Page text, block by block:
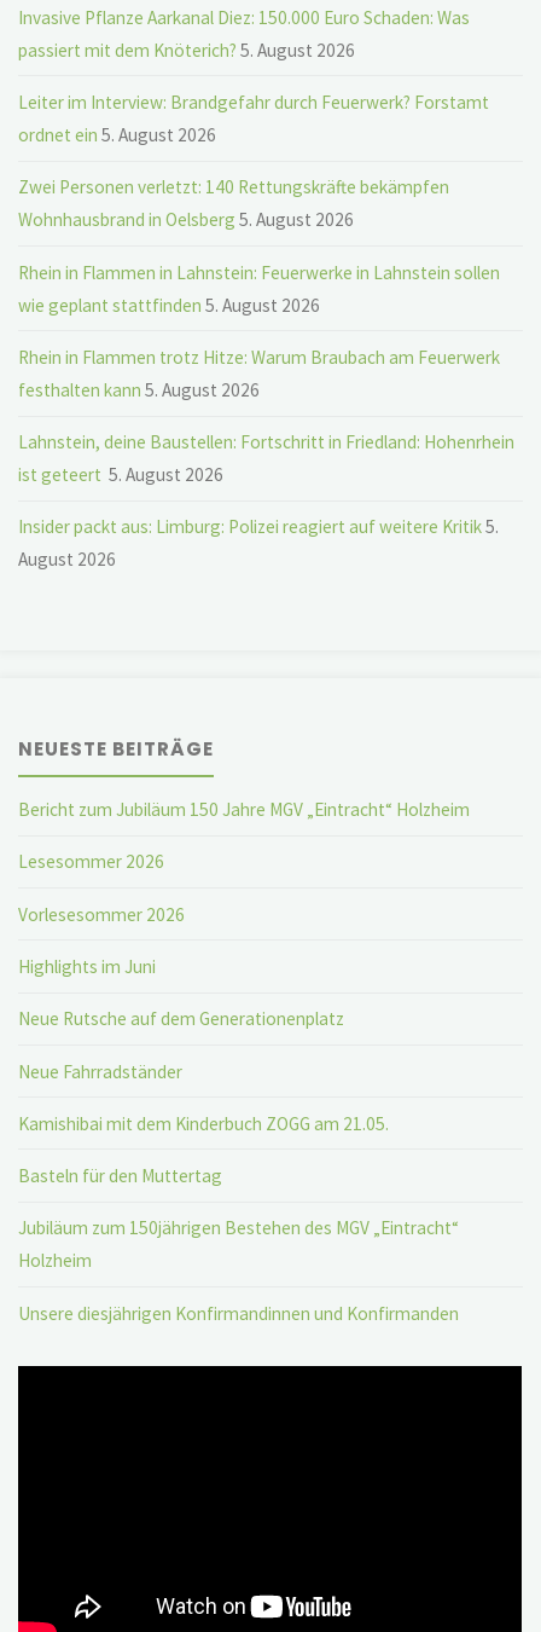
Invasive Pflanze Aarkanal Diez: 150.000 Euro Schaden: Was
passiert mit dem Knöterich? 5. August 2026
Leiter im Interview: Brandgefahr durch Feuerwerk? Forstamt
ordnet ein 5. August 2026
Zwei Personen verletzt: 140 Rettungskräfte bekämpfen
Wohnhausbrand in Oelsberg 5. August 2026
Rhein in Flammen in Lahnstein: Feuerwerke in Lahnstein sollen
wie geplant stattfinden 5. August 2026
Rhein in Flammen trotz Hitze: Warum Braubach am Feuerwerk
festhalten kann 5. August 2026
Lahnstein, deine Baustellen: Fortschritt in Friedland: Hohenrhein
ist geteert 5. August 2026
Insider packt aus: Limburg: Polizei reagiert auf weitere Kritik5.
August 2026
NEUESTE BEITRÄGE
Bericht zum Jubiläum 150 Jahre MGV „Eintracht“ Holzheim
Lesesommer 2026
Vorlesesommer 2026
Highlights im Juni
Neue Rutsche auf dem Generationenplatz
Neue Fahrradständer
Kamishibai mit dem Kinderbuch ZOGG am 21.05.
Basteln für den Muttertag
Jubiläum zum 150jährigen Bestehen des MGV „Eintracht“
Holzheim
Unsere diesjährigen Konfirmandinnen und Konfirmanden